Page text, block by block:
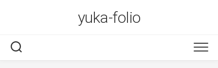
yuka-folio